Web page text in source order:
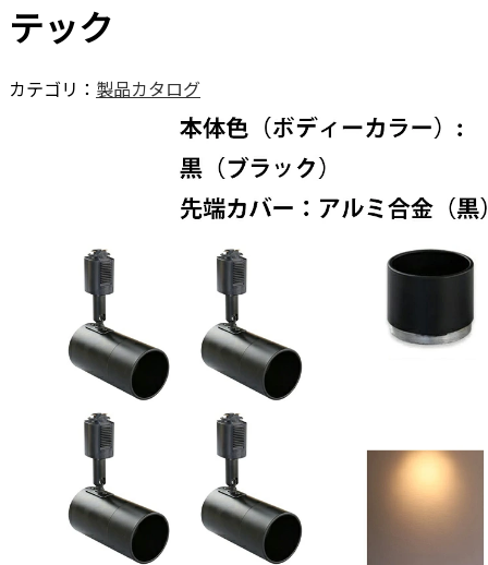
テック
カテゴリ： 製品カタログ